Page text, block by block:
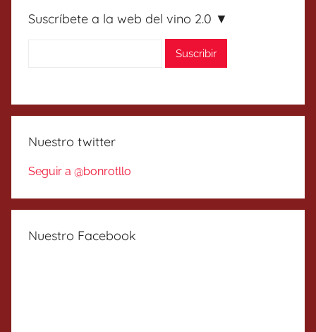
Suscríbete a la web del vino 2.0 ▼
Nuestro twitter
Seguir a @bonrotllo
Nuestro Facebook